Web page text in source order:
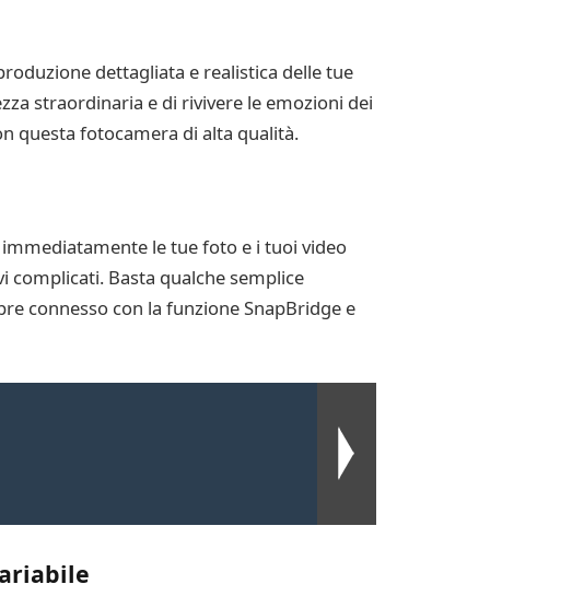
dettagliata e realistica delle tue
straordinaria e di rivivere le emozioni dei
questa fotocamera di alta qualità.
le tue foto e i tuoi video
complicati. Basta qualche semplice
connesso con la funzione SnapBridge e